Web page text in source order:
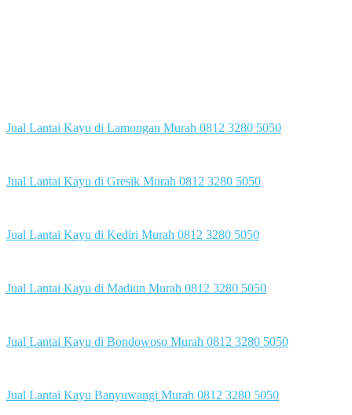
Jual Lantai Kayu di Lamongan Murah 0812 3280 5050
Jual Lantai Kayu di Gresik Murah 0812 3280 5050
Jual Lantai Kayu di Kediri Murah 0812 3280 5050
Jual Lantai Kayu di Madiun Murah 0812 3280 5050
Jual Lantai Kayu di Bondowoso Murah 0812 3280 5050
Jual Lantai Kayu Banyuwangi Murah 0812 3280 5050